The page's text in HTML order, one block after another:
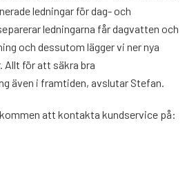
ledningar för dag- och
ledningarna får dagvatten och
och dessutom lägger vi ner nya
Allt för att säkra bra
även i framtiden, avslutar Stefan.
att kontakta kundservice på: